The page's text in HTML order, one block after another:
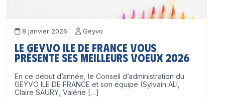
8 janvier 2026 Geyvo
Le GEYVO Ile de France vous
présente ses meilleurs voeux 2026
En ce début d’année, le Conseil d’administration du
GEYVO ILE DE FRANCE et son équipe (Sylvain ALI,
Claire SAURY, Valérie […]